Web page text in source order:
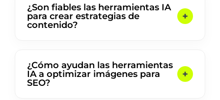
¿Son fiables las herramientas IA
para crear estrategias de
contenido?
¿Cómo ayudan las herramientas
IA a optimizar imágenes para
SEO?